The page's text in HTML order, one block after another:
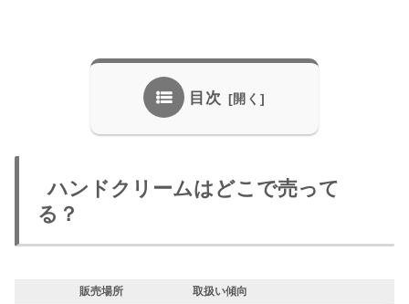
目次
ハンドクリームはどこで売って
る？
販売場所
取扱い傾向